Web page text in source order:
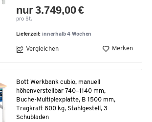
nur 3.749,00 €
pro St.
Lieferzeit: innerhalb 4 Wochen
Vergleichen Merken
Bott Werkbank cubio, manuell
höhenverstellbar 740–1140 mm,
Buche-Multiplexplatte, B 1500 mm,
Tragkraft 800 kg, Stahlgestell, 3
Schubladen